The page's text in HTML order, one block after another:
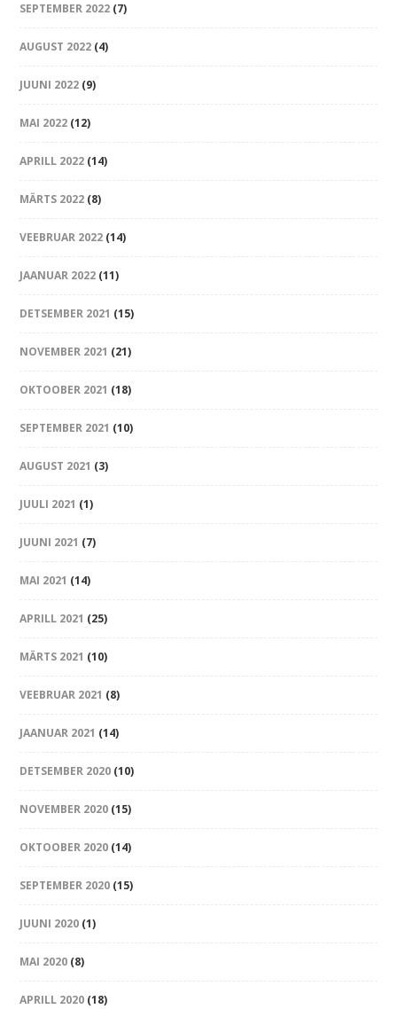
SEPTEMBER 2022 (7)
AUGUST 2022 (4)
JUUNI 2022 (9)
MAI 2022 (12)
APRILL 2022 (14)
MÄRTS 2022 (8)
VEEBRUAR 2022 (14)
JAANUAR 2022 (11)
DETSEMBER 2021 (15)
NOVEMBER 2021 (21)
OKTOOBER 2021 (18)
SEPTEMBER 2021 (10)
AUGUST 2021 (3)
JUULI 2021 (1)
JUUNI 2021 (7)
MAI 2021 (14)
APRILL 2021 (25)
MÄRTS 2021 (10)
VEEBRUAR 2021 (8)
JAANUAR 2021 (14)
DETSEMBER 2020 (10)
NOVEMBER 2020 (15)
OKTOOBER 2020 (14)
SEPTEMBER 2020 (15)
JUUNI 2020 (1)
MAI 2020 (8)
APRILL 2020 (18)